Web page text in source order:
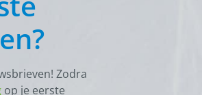
Zodra
op je eerste